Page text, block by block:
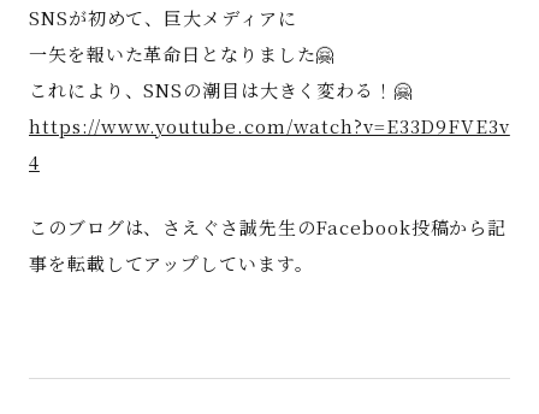
SNSが初めて、巨大メディアに
一矢を報いた革命日となりました🤗
これにより、SNSの潮目は大きく変わる！🤗
https://www.youtube.com/watch?v=E33D9FVE3v
4
このブログは、さえぐさ誠先生のFacebook投稿から記
事を転載してアップしています。